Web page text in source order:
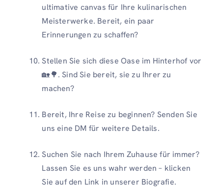
ultimative canvas für Ihre kulinarischen
Meisterwerke. Bereit, ein paar
Erinnerungen zu schaffen?
Stellen Sie sich diese Oase im Hinterhof vor
🏡🌳. Sind Sie bereit, sie zu Ihrer zu
machen?
Bereit, Ihre Reise zu beginnen? Senden Sie
uns eine DM für weitere Details.
Suchen Sie nach Ihrem Zuhause für immer?
Lassen Sie es uns wahr werden – klicken
Sie auf den Link in unserer Biografie.